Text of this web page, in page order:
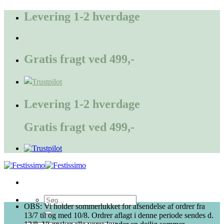
FortsætLevering 1-2 hverdage
Gratis fragt ved 499,-
Levering 1-2 hverdage
Gratis fragt ved 499,-
Søg
efter:
OBS: Vi holder sommerlukket for afsendelse af ordrer fra
13/7 til og med 10/8. Ordrer aflagt i denne periode sendes d.